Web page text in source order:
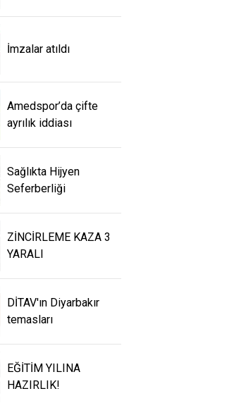
İmzalar atıldı
Amedspor’da çifte
ayrılık iddiası
Sağlıkta Hijyen
Seferberliği
ZİNCİRLEME KAZA 3
YARALI
DİTAV'ın Diyarbakır
temasları
EĞİTİM YILINA
HAZIRLIK!